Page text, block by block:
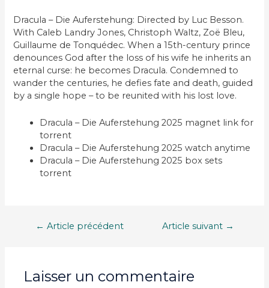
Dracula – Die Auferstehung: Directed by Luc Besson.
With Caleb Landry Jones, Christoph Waltz, Zoë Bleu,
Guillaume de Tonquédec. When a 15th-century prince
denounces God after the loss of his wife he inherits an
eternal curse: he becomes Dracula. Condemned to
wander the centuries, he defies fate and death, guided
by a single hope – to be reunited with his lost love.
Dracula – Die Auferstehung 2025 magnet link for
torrent
Dracula – Die Auferstehung 2025 watch anytime
Dracula – Die Auferstehung 2025 box sets
torrent
Navigation
← Article précédent Article suivant →
Laisser un commentaire